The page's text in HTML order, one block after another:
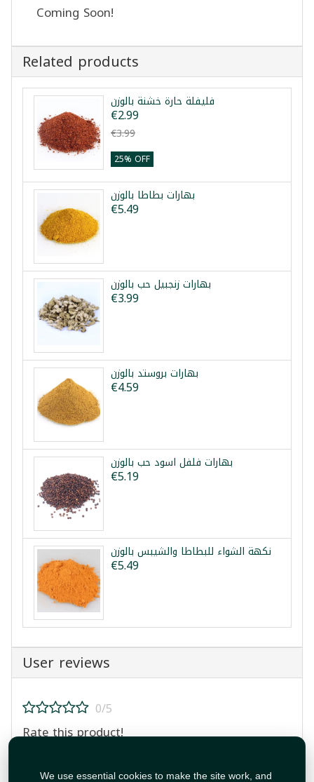
We use essential cookies to make the site work, and
Coming Soon!
Related products
فليفلة حارة خشنة بالوزن
€2.99
€3.99
25% OFF
بهارات بطاطا بالوزن
€5.49
بهارات زنجبيل حب بالوزن
€3.99
بهارات بروستد بالوزن
€4.59
بهارات فلفل اسود حب بالوزن
€5.19
نكهة الشواء للبطاطا والشيبس بالوزن
€5.49
User reviews
0/5
Rate this product!